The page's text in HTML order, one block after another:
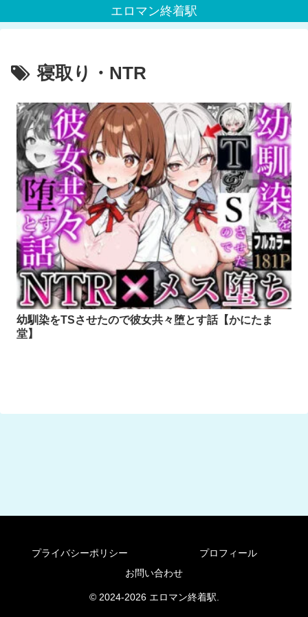
エロマン終着駅
寝取り・NTR
幼馴染をTSさせたので彼女共々堕とす話【かにたま
堂】
プライバシーポリシー
プロフィール
お問い合わせ
© 2024-2026 エロマン終着駅.